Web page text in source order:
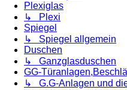
Plexiglas
↳ Plexi
Spiegel
↳ Spiegel allgemein
Duschen
↳ Ganzglasduschen
GG-
↳ G.G-Anlagen und